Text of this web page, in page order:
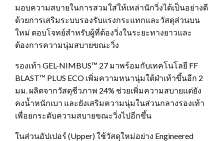
มอบความสบายในการสวมใส่ให้เหล่านักวิ่งได้เป็นอย่างดี
ด้วยการเสริมระบบรองรับแรงกระแทกและวัสดุส่วนบน
ใหม่ ตอบโจทย์สำหรับผู้ที่ต้องวิ่งในระยะทางยาวและ
ต้องการความนุ่มสบายขณะวิ่ง
รองเท้า GEL-NIMBUS™ 27 มาพร้อมกับเทคโนโลยี FF
BLAST™ PLUS ECO เพิ่มความหนานุ่มใต้ฝ่าเท้าขึ้นอีก 2
มม. ผลิตจากวัสดุชีวภาพ 24% ช่วยเพิ่มความสบายแต่ยัง
คงน้ำหนักเบา และยังเสริมความนุ่มในส่วนกลางรองเท้า
เพื่อยกระดับความสบายขณะวิ่งไปอีกขึ้น
ในส่วนอัปเปอร์ (Upper) ใช้วัสดุใหม่อย่าง Engineered